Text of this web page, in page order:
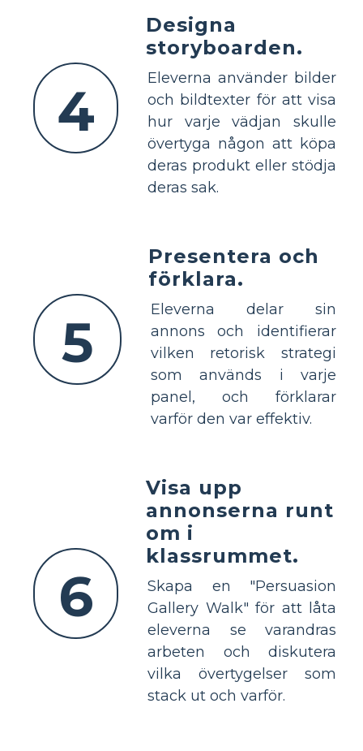
4
Designa
storyboarden.
Eleverna använder bilder
och bildtexter för att visa
hur varje vädjan skulle
övertyga någon att köpa
deras produkt eller stödja
deras sak.
5
Presentera och
förklara.
Eleverna delar sin
annons och identifierar
vilken retorisk strategi
som används i varje
panel, och förklarar
varför den var effektiv.
6
Visa upp
annonserna runt
om i
klassrummet.
Skapa en "Persuasion
Gallery Walk" för att låta
eleverna se varandras
arbeten och diskutera
vilka övertygelser som
stack ut och varför.